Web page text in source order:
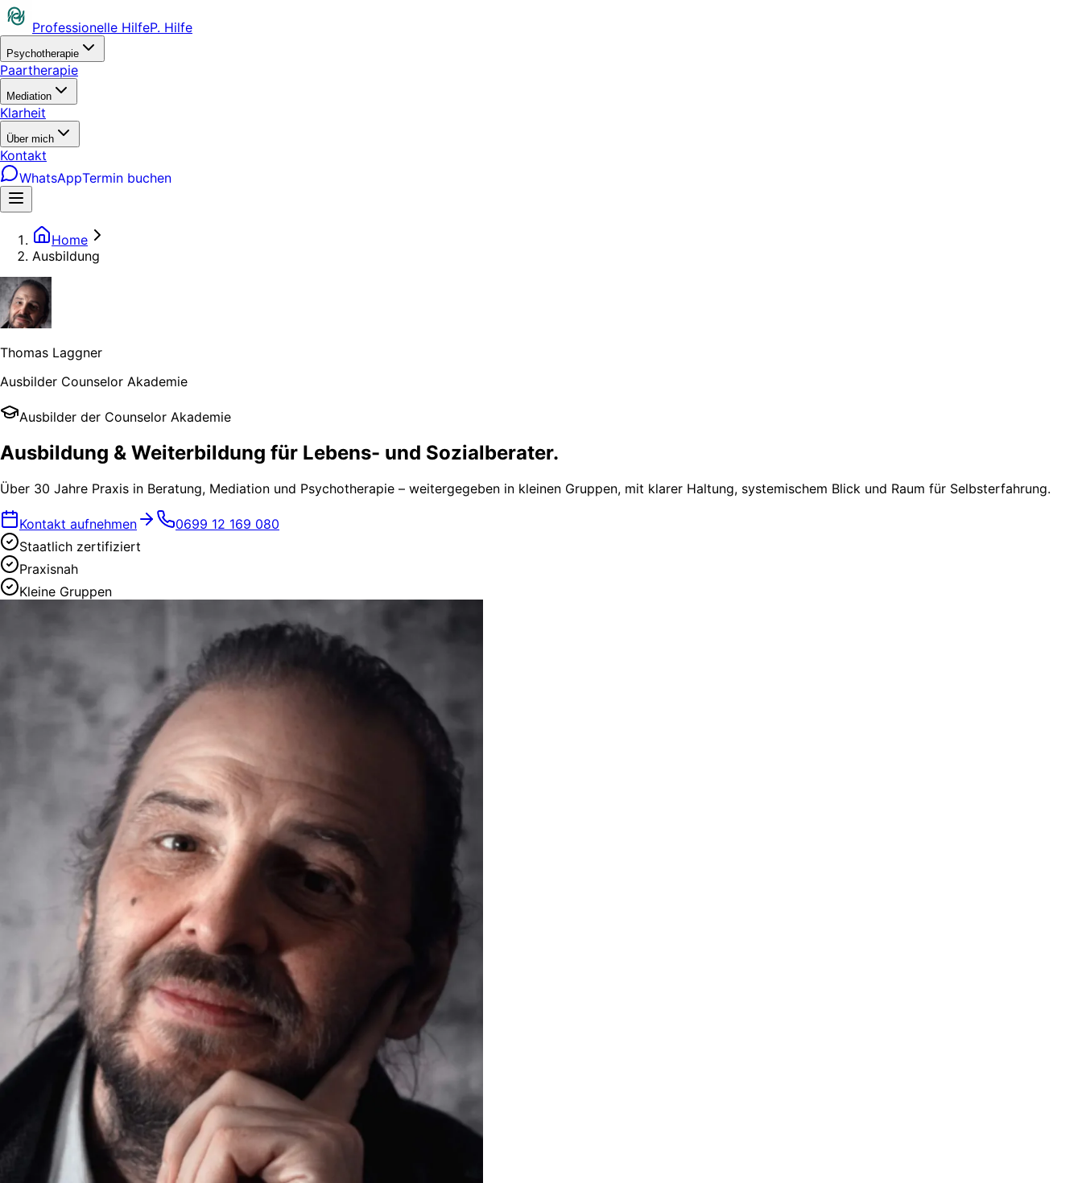
Professionelle HilfeP. Hilfe
Psychotherapie
Paartherapie
Mediation
Klarheit
Über mich
Kontakt
WhatsAppTermin buchen
Home
Ausbildung
Thomas Laggner
Ausbilder Counselor Akademie
Ausbilder der Counselor Akademie
Ausbildung & Weiterbildung für Lebens- und Sozialberater.
Über 30 Jahre Praxis in Beratung, Mediation und Psychotherapie – weitergegeben in kleinen Gruppen, mit klarer Haltung, systemischem Blick und Raum für Selbsterfahrung.
Kontakt aufnehmen
0699 12 169 080
Staatlich zertifiziert
Praxisnah
Kleine Gruppen